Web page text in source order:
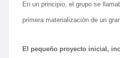
En un principio, el grupo se
primera materialización de un
El pequeño proyecto inicial,